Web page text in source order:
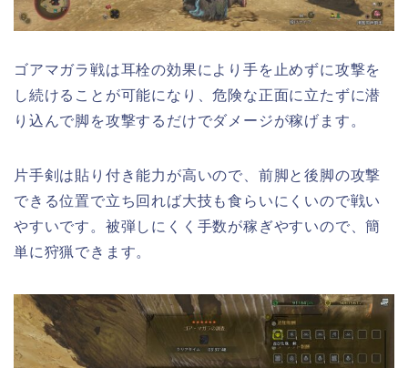
ゴアマガラ戦は耳栓の効果により手を止めずに攻撃を
し続けることが可能になり、危険な正面に立たずに潜
り込んで脚を攻撃するだけでダメージが稼げます。
片手剣は貼り付き能力が高いので、前脚と後脚の攻撃
できる位置で立ち回れば大技も食らいにくいので戦い
やすいです。被弾しにくく手数が稼ぎやすいので、簡
単に狩猟できます。